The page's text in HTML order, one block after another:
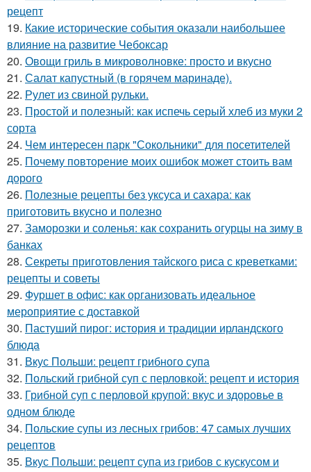
рецепт
19. Какие исторические события оказали наибольшее
влияние на развитие Чебоксар
20. Овощи гриль в микроволновке: просто и вкусно
21. Салат капустный (в горячем маринаде).
22. Рулет из свиной рульки.
23. Простой и полезный: как испечь серый хлеб из муки 2
сорта
24. Чем интересен парк "Сокольники" для посетителей
25. Почему повторение моих ошибок может стоить вам
дорого
26. Полезные рецепты без уксуса и сахара: как
приготовить вкусно и полезно
27. Заморозки и соленья: как сохранить огурцы на зиму в
банках
28. Секреты приготовления тайского риса с креветками:
рецепты и советы
29. Фуршет в офис: как организовать идеальное
мероприятие с доставкой
30. Пастуший пирог: история и традиции ирландского
блюда
31. Вкус Польши: рецепт грибного супа
32. Польский грибной суп с перловкой: рецепт и история
33. Грибной суп с перловой крупой: вкус и здоровье в
одном блюде
34. Польские супы из лесных грибов: 47 самых лучших
рецептов
35. Вкус Польши: рецепт супа из грибов с кускусом и